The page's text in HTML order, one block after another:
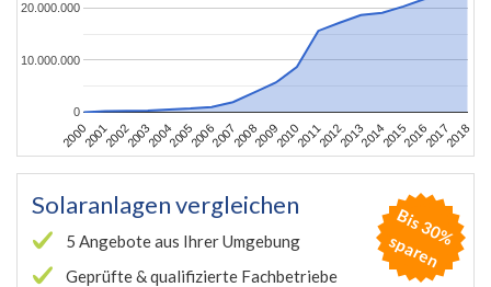
2000200120022003200420052006200720082009201020112012201320142015201620172018
0
10.000.000
20.000.000
Solaranlagen vergleichen
5 Angebote aus Ihrer Umgebung
Geprüfte & qualifizierte Fachbetriebe
B
is
3
0
%
s
p
a
r
e
n